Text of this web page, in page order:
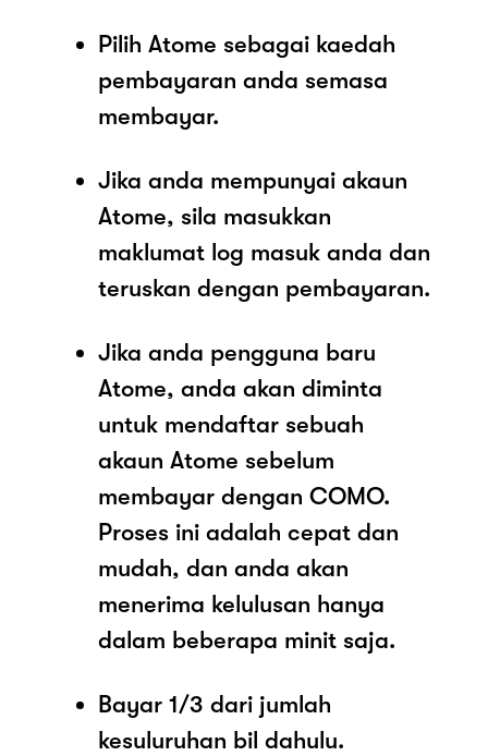
Pilih Atome sebagai kaedah
pembayaran anda semasa
membayar.
Jika anda mempunyai akaun
Atome, sila masukkan
maklumat log masuk anda dan
teruskan dengan pembayaran.
Jika anda pengguna baru
Atome, anda akan diminta
untuk mendaftar sebuah
akaun Atome sebelum
membayar dengan COMO.
Proses ini adalah cepat dan
mudah, dan anda akan
menerima kelulusan hanya
dalam beberapa minit saja.
Bayar 1/3 dari jumlah
kesuluruhan bil dahulu.